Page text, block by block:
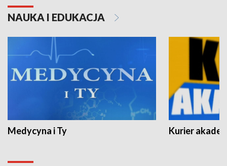
NAUKA I EDUKACJA
Medycyna i Ty Kurier